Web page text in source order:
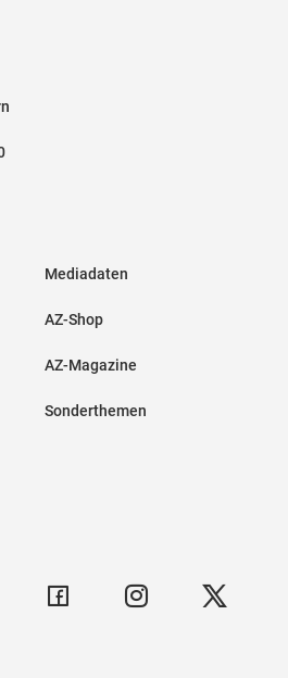
Mediadaten
AZ-Shop
AZ-Magazine
Sonderthemen